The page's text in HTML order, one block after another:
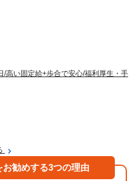
高い固定給+歩合で安心/福利厚生・手
勧めする3つの理由